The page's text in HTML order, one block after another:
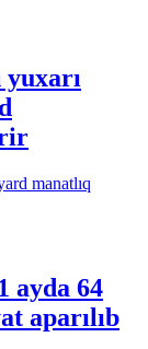
ayda 64
aparılıb